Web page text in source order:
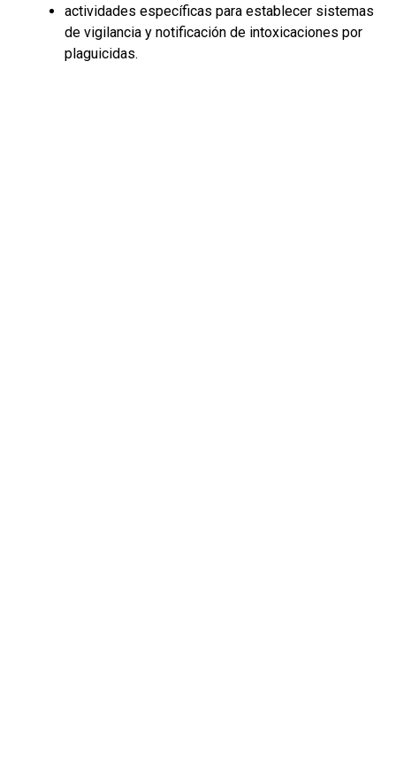
actividades específicas para establecer sistemas
de vigilancia y notificación de intoxicaciones por
plaguicidas.